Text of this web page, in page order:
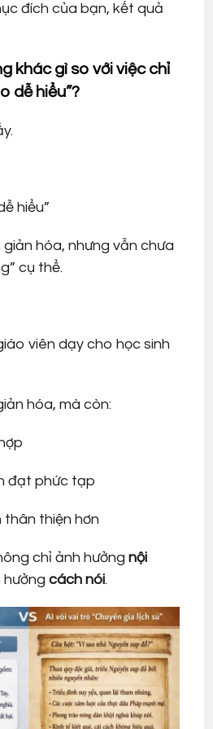
đích của bạn, kết quả
khác gì so với việc chỉ
dễ hiểu”?
hiểu”
hóa, nhưng vẫn chưa
cụ thể.
viên dạy cho học sinh
hóa, mà còn:
đạt phức tạp
thân thiện hơn
chỉ ảnh hưởngnội
hưởngcách nói.